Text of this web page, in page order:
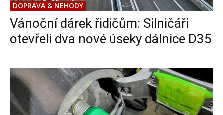
DOPRAVA & NEHODY
Vánoční dárek řidičům: Silničáři
otevřeli dva nové úseky dálnice D35